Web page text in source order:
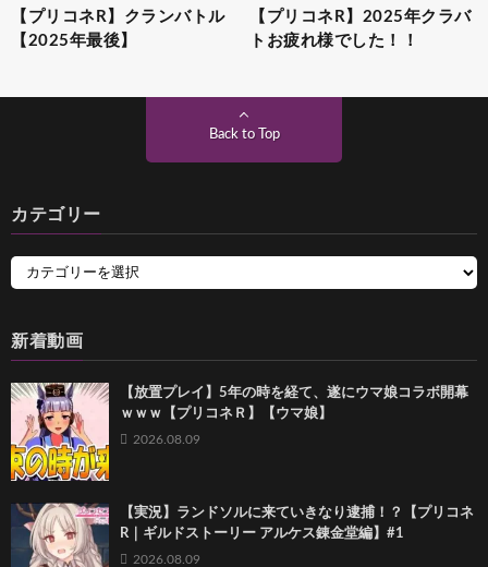
【プリコネR】クランバトル
【2025年最後】
【プリコネR】2025年クラバ
トお疲れ様でした！！
Back to Top
カテゴリー
新着動画
【放置プレイ】5年の時を経て、遂にウマ娘コラボ開幕
ｗｗｗ【プリコネＲ】【ウマ娘】
2026.08.09
【実況】ランドソルに来ていきなり逮捕！？【プリコネ
R｜ギルドストーリー アルケス錬金堂編】#1
2026.08.09